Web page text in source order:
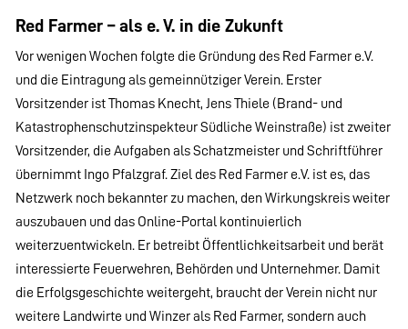
Red Farmer –als e. V. in die Zukunft
Vor wenigen Wochen folgte die Gründung des Red Farmer e.V.
und die Eintragung als gemeinnütziger Verein. Erster
Vorsitzender ist Thomas Knecht, Jens Thiele (Brand- und
Katastrophenschutzinspekteur Südliche Weinstraße) ist zweiter
Vorsitzender, die Aufgaben als Schatzmeister und Schriftführer
übernimmt Ingo Pfalzgraf. Ziel des Red Farmer e.V. ist es, das
Netzwerk noch bekannter zu machen, den Wirkungskreis weiter
auszubauen und das Online-Portal kontinuierlich
weiterzuentwickeln. Er betreibt Öffentlichkeitsarbeit und berät
interessierte Feuerwehren, Behörden und Unternehmer. Damit
die Erfolgsgeschichte weitergeht, braucht der Verein nicht nur
weitere Landwirte und Winzer als Red Farmer, sondern auch